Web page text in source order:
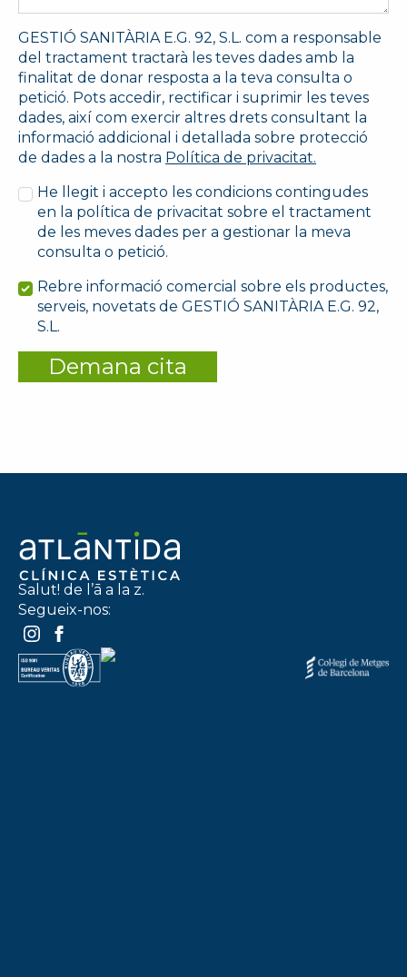
GESTIÓ SANITÀRIA E.G. 92, S.L. com a responsable
del tractament tractarà les teves dades amb la
finalitat de donar resposta a la teva consulta o
petició. Pots accedir, rectificar i suprimir les teves
dades, així com exercir altres drets consultant la
informació addicional i detallada sobre protecció
de dades a la nostra Política de privacitat.
He llegit i accepto les condicions contingudes
en la política de privacitat sobre el tractament
de les meves dades per a gestionar la meva
consulta o petició.
Rebre informació comercial sobre els productes,
serveis, novetats de GESTIÓ SANITÀRIA E.G. 92,
S.L.
Demana cita
Salut! de l’ā a la z.
Segueix-nos: